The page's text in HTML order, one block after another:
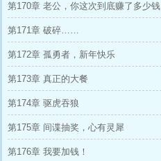
第170章 老公，你这次到底赚了多少钱
第171章 破碎……
第172章 孤勇者，新年快乐
第173章 真正的大餐
第174章 驱虎吞狼
第175章 间谍抽奖，心有灵犀
第176章 我要加钱！